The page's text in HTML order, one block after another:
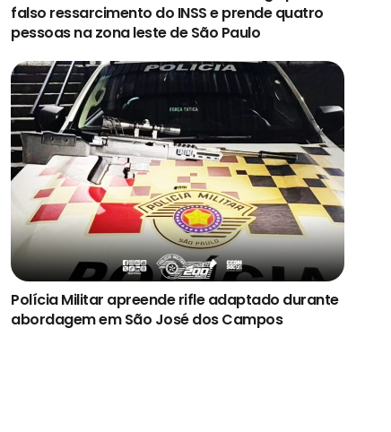
falso ressarcimento do INSS e prende quatro
pessoas na zona leste de São Paulo
Polícia Militar apreende rifle adaptado durante
abordagem em São José dos Campos